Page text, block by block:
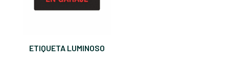
ETIQUETA LUMINOSO